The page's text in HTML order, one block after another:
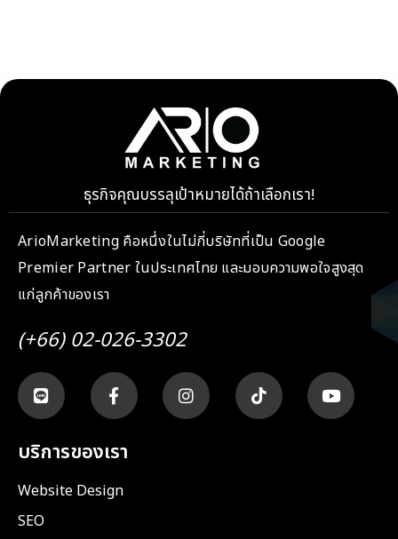
ธุรกิจคุณบรรลุเป้าหมายได้ถ้าเลือกเรา!
ArioMarketing คือหนึ่งในไม่กี่บริษัทที่เป็น Google
Premier Partner ในประเทศไทย และมอบความพอใจสูงสุด
แก่ลูกค้าของเรา
(+66) 02-026-3302
บริการของเรา
Website Design
SEO